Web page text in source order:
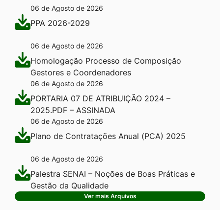
06 de Agosto de 2026
PPA 2026-2029
06 de Agosto de 2026
Homologação Processo de Composição
Gestores e Coordenadores
06 de Agosto de 2026
PORTARIA 07 DE ATRIBUIÇÃO 2024 –
2025.PDF – ASSINADA
06 de Agosto de 2026
Plano de Contratações Anual (PCA) 2025
06 de Agosto de 2026
Palestra SENAI – Noções de Boas Práticas e
Gestão da Qualidade
Ver mais Arquivos